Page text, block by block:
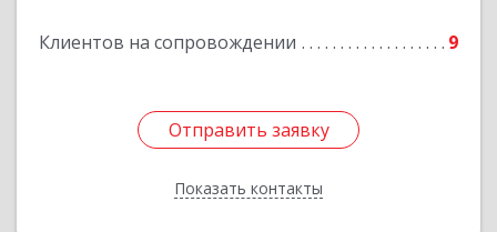
Клиентов на сопровождении 9
Отправить заявку
Показать контакты
Отправить заявку
Назад